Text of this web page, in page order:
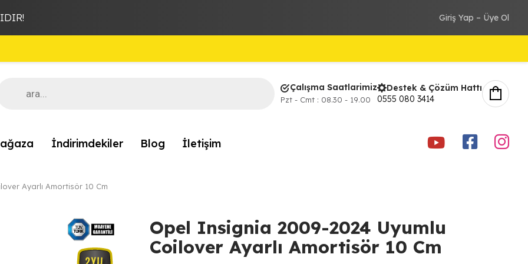
Giriş Yap – Üye Ol
Çalışma Saatlarimiz
Pzt - Cmt : 08.30 - 19.00
Destek & Çözüm Hattı
0555 080 3414
İndirimdekiler Blog İletişim youtube
Ayarlı Amortisör 10 Cm
Opel Insignia 2009-2024 Uyumlu
Coilover Ayarlı Amortisör 10 Cm